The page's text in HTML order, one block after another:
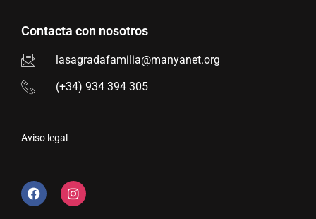
Contacta con nosotros
lasagradafamilia@manyanet.org
(+34) 934 394 305
Aviso legal